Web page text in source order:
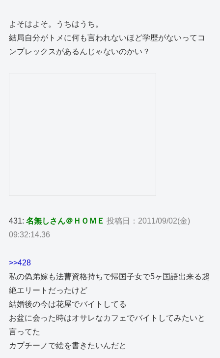
よそはよそ。うちはうち。
結局自分がトメに何も言われないほど学歴がないってコ
ンプレックスがあるんじゃないのかい？
431:名無しさん＠ＨＯＭＥ 投稿日：2011/09/02(金)
09:32:14.36
>>428
私の偽弟嫁も法曹資格持ちで帰国子女で5ヶ国語出来る超
絶エリートだったけど
結婚後の今は花屋でバイトしてる
お盆に会った時はオサレなカフェでバイトしてみたいと
言ってた
カプチーノで絵を書きたいんだと